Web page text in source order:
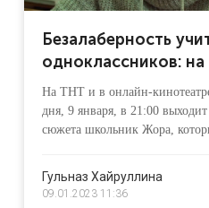
Безалаберность
одноклассников:
сериал «Стрим»
На ТНТ и в онлайн-
дня, 9 января, в 21:00
сюжета школьник Жора,
проблемы переходного
Гульназ Хайруллина
09.01.2023 11:36